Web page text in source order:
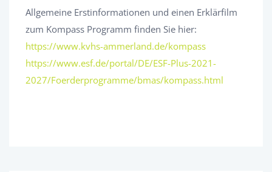
Allgemeine Erstinformationen und einen Erklärfilm
zum Kompass Programm finden Sie hier:
https://www.kvhs-ammerland.de/kompass
https://www.esf.de/portal/DE/ESF-Plus-2021-
2027/Foerderprogramme/bmas/kompass.html